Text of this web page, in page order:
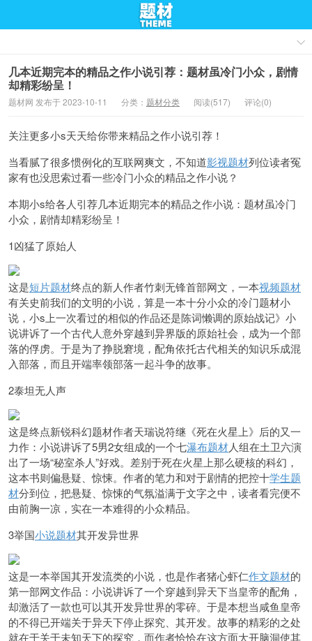
几本近期完本的精品之作小说引荐：题材虽冷门小众，剧情
却精彩纷呈！
题材网 发布于 2023-10-11 分类： 题材分类 阅读(517) 评论(0)
关注更多小s天天给你带来精品之作小说引荐！
当看腻了很多惯例化的互联网爽文，不知道影视题材列位读者冤
家有也没思索过看一些冷门小众的精品之作小说？
本期小s给各人引荐几本近期完本的精品之作小说：题材虽冷门
小众，剧情却精彩纷呈！
1凶猛了原始人
这是短片题材终点的新人作者竹刺无锋首部网文，一本视频题材
有关史前我们的文明的小说，算是一本十分小众的冷门题材小
说，小s上一次看过的相似的作品还是陈词懒调的原始战记》小
说讲诉了一个古代人意外穿越到异界版的原始社会，成为一个部
落的俘虏。于是为了挣脱窘境，配角依托古代相关的知识乐成混
入部落，而且开端率领部落一起斗争的故事。
2泰坦无人声
这是终点新锐科幻题材作者天瑞说符继《死在火星上》后的又一
力作：小说讲诉了5男2女组成的一个七瀑布题材人组在土卫六演
出了一场“秘室杀人”好戏。差别于死在火星上那么硬核的科幻，
这本书则偏悬疑、惊悚。作者的笔力和对于剧情的把控十学生题
材分到位，把悬疑、惊悚的气氛溢满于文字之中，读者看完便不
由前胸一凉，实在一本难得的小众精品。
3举国小说题材其开发异世界
这是一本举国其开发流类的小说，也是作者猪心虾仁作文题材的
第一部网文作品：小说讲诉了一个穿越到异天下当皇帝的配角，
却激活了一款也可以其开发异世界的零碎。于是本想当咸鱼皇帝
的不得已开端关于异天下停止探究、其开发。故事的精彩的之处
就在于关于未知天下的探究，而作者恰恰在这方面大开脑洞使其